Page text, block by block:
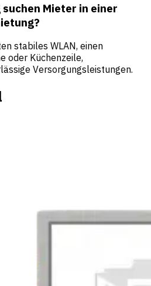
Mieter in einer
stabiles WLAN, einen
oder Küchenzeile,
Versorgungsleistungen.